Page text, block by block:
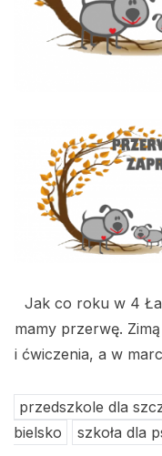
Jak co roku w 4
mamy przerwę.
i ćwiczenia, a w
przedszkole dla
bielsko
szkoła dla